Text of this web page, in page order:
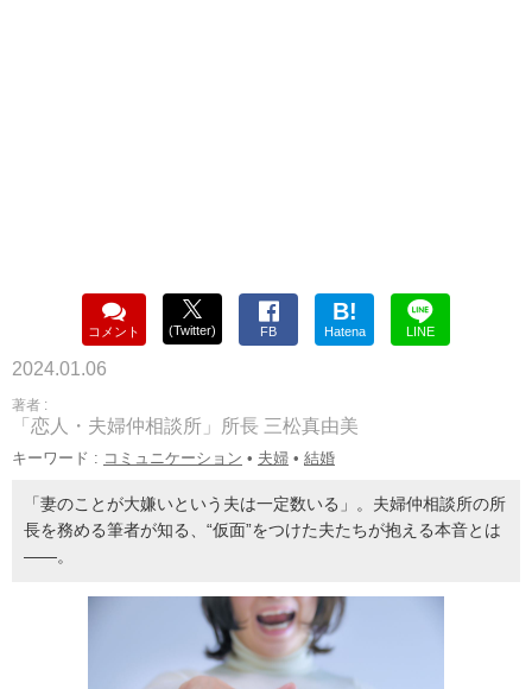
コメント (Twitter) FB
B!
Hatena LINE
2024.01.06
著者 :
「恋人・夫婦仲相談所」所長 三松真由美
キーワード : コミュニケーション • 夫婦 • 結婚
「妻のことが大嫌いという夫は一定数いる」。夫婦仲相談所の所
長を務める筆者が知る、“仮面”をつけた夫たちが抱える本音とは
――。